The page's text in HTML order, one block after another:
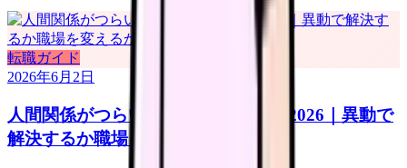
転職ガイド
2026年6月2日
人間関係がつらい看護師の転職判断 2026｜異動で
解決するか職場を変えるか